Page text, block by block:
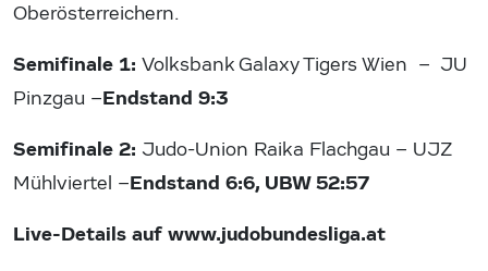
Oberösterreichern.
Semifinale 1: Volksbank Galaxy Tigers Wien – JU
Pinzgau –Endstand 9:3
Semifinale 2: Judo-Union Raika Flachgau – UJZ
Mühlviertel –Endstand 6:6, UBW 52:57
Live-Details auf www.judobundesliga.at